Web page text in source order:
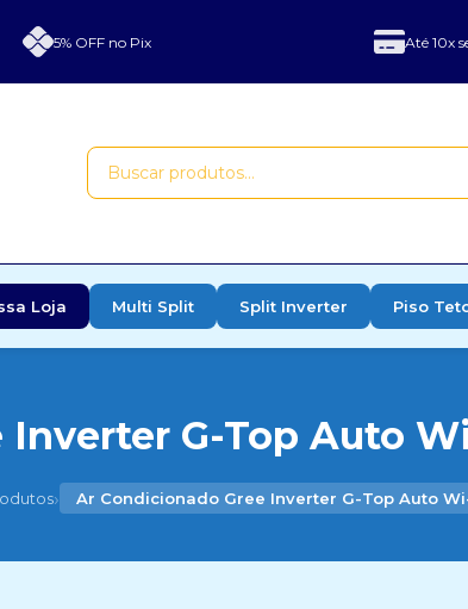
5% OFF no Pix Até 10x
Loja Multi Split Split Inverter Piso
G-Top Auto
› Ar Condicionado Gree Inverter G-Top Auto